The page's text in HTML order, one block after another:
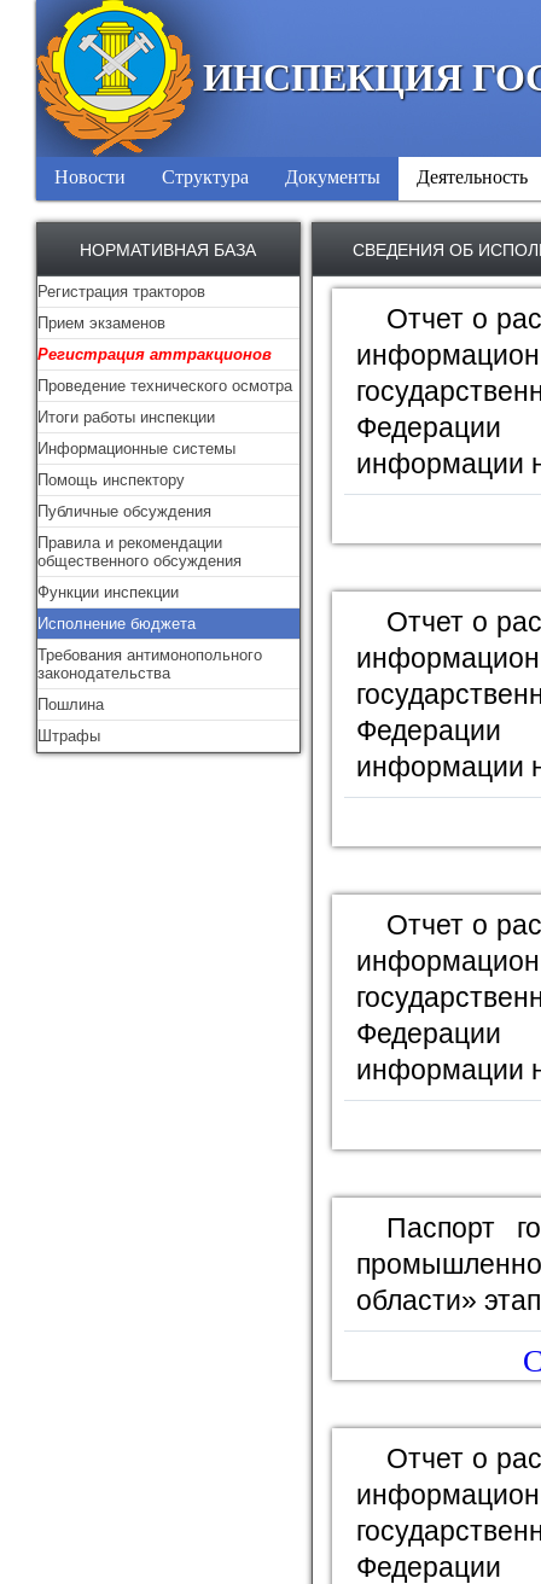
ИНСПЕКЦИЯ
Новости Структура Документы Деятельность
НОРМАТИВНАЯ БАЗА
Регистрация тракторов
Прием экзаменов
Регистрация аттракционов
Проведение технического осмотра
Итоги работы инспекции
Информационные системы
Помощь инспектору
Публичные обсуждения
Правила и рекомендации
общественного обсуждения
Функции инспекции
Исполнение бюджета
Требования антимонопольного
законодательства
Пошлина
Штрафы
СВЕДЕНИЯ ОБ
Отчет о
информации
Отчет о
информации
Отчет о
информации
Паспорт
области»
Отчет о